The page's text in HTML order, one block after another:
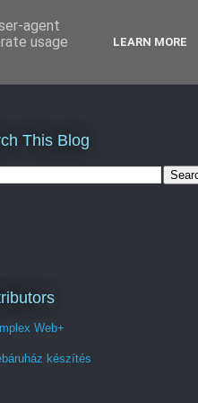
This Blog
Web+
készítés
agent
usage
LEARN MORE